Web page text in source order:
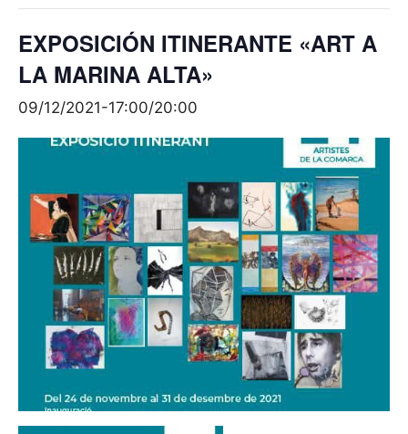
EXPOSICIÓN ITINERANTE «ART A
LA MARINA ALTA»
09/12/2021-17:00/20:00